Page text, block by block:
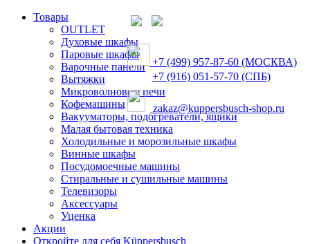
Товары
OUTLET
Духовые шкафы
Паровые шкафы
Варочные панели
Вытяжки
Микроволновые печи
Кофемашины
Вакууматоры, подогреватели, ящики
Малая бытовая техника
Холодильные и морозильные шкафы
Винные шкафы
Посудомоечные машины
Стиральные и сушильные машины
Телевизоры
Аксессуары
Уценка
Акции
Откройте для себя Küppersbusch
+7 (499) 957-87-60 (МОСКВА)
+7 (916) 051-57-70 (СПБ)
zakaz@kuppersbusch-shop.ru